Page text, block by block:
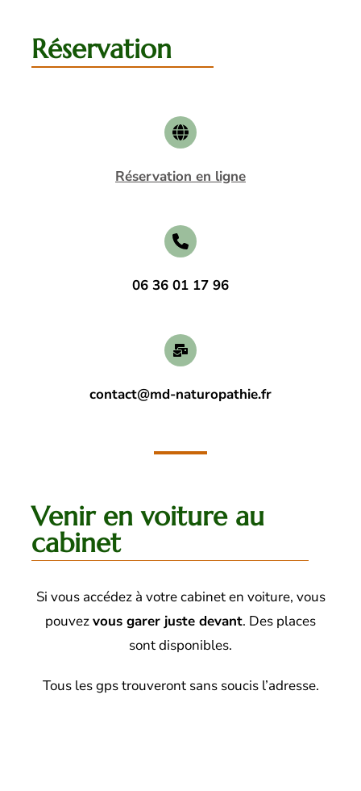
Réservation
Réservation en ligne
06 36 01 17 96
contact@md-naturopathie.fr
Venir en voiture au
cabinet
Si vous accédez à votre cabinet en voiture, vous
pouvezvous garer juste devant. Des places
sont disponibles.
Tous les gps trouveront sans soucis l’adresse.